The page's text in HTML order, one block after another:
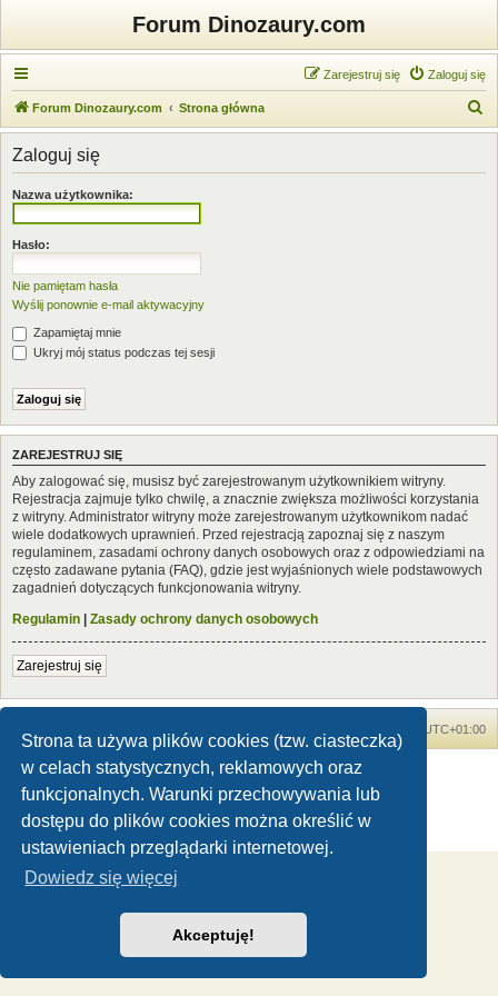
Strona ta używa plików cookies (tzw. ciasteczka)
w celach statystycznych, reklamowych oraz
funkcjonalnych. Warunki przechowywania lub
dostępu do plików cookies można określić w
ustawieniach przeglądarki internetowej.
Dowiedz się więcej
Akceptuję!
Forum Dinozaury.com
Zaloguj się
Zarejestruj się
Forum Dinozaury.com Strona główna
z
Zaloguj się
Nazwa użytkownika:
Hasło:
Nie pamiętam hasła
Wyślij ponownie e-mail aktywacyjny
Zapamiętaj mnie
Ukryj mój status podczas tej sesji
ZAREJESTRUJ SIĘ
Aby zalogować się, musisz być zarejestrowanym użytkownikiem witryny.
Rejestracja zajmuje tylko chwilę, a znacznie zwiększa możliwości korzystania
z witryny. Administrator witryny może zarejestrowanym użytkownikom nadać
wiele dodatkowych uprawnień. Przed rejestracją zapoznaj się z naszym
regulaminem, zasadami ochrony danych osobowych oraz z odpowiedziami na
często zadawane pytania (FAQ), gdzie jest wyjaśnionych wiele podstawowych
zagadnień dotyczących funkcjonowania witryny.
Regulamin | Zasady ochrony danych osobowych
Zarejestruj się
UTC+01:00
Dinozaury.com© 2006-2020
Technologię dostarczaphpBB® Forum Software © phpBB Limited
Zasady ochrony danych osobowych|Regulamin